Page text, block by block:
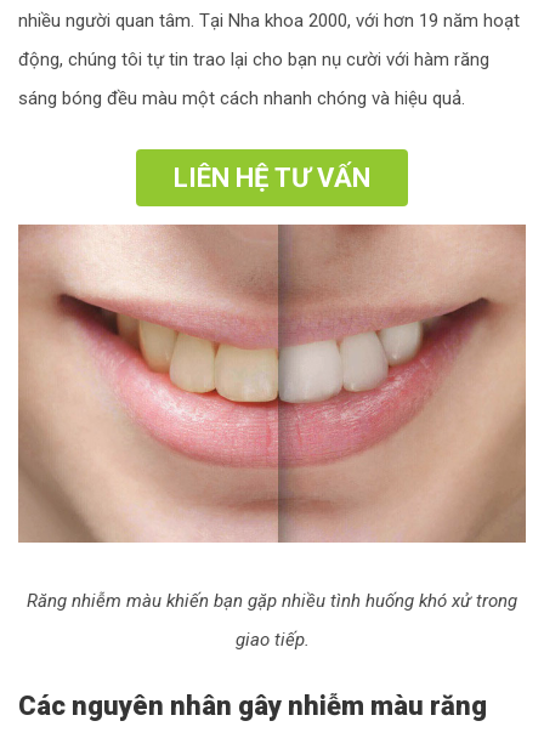
nhiều người quan tâm. Tại Nha khoa 2000, với hơn 19 năm hoạt
động, chúng tôi tự tin trao lại cho bạn nụ cười với hàm răng
sáng bóng đều màu một cách nhanh chóng và hiệu quả.
LIÊN HỆ TƯ VẤN
Răng nhiễm màu khiến bạn gặp nhiều tình huống khó xử trong
giao tiếp.
Các nguyên nhân gây nhiễm màu răng